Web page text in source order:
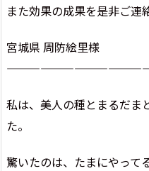
また効果の成果を是非ご連
宮城県 周防絵里様
私は、美人の種とまるだま
た。
驚いたのは、たまにやって